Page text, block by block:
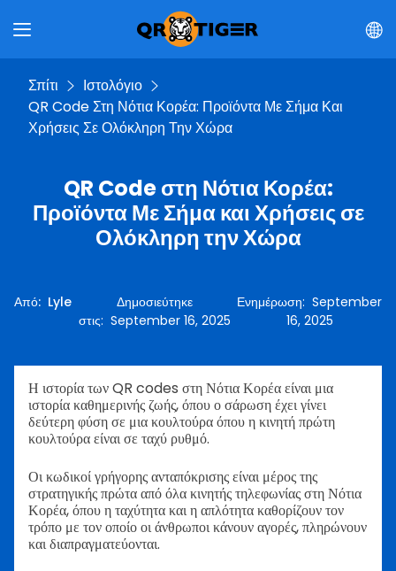
Σπίτι
Ιστολόγιο
QR Code Στη Νότια Κορέα: Προϊόντα Με Σήμα Και
Χρήσεις Σε Ολόκληρη Την Χώρα
QR Code στη Νότια Κορέα:
Προϊόντα Με Σήμα και Χρήσεις σε
Ολόκληρη την Χώρα
Από: Lyle
Δημοσιεύτηκε
στις: September 16, 2025
Ενημέρωση: September
16, 2025
Η ιστορία των QR codes στη Νότια Κορέα είναι μια
ιστορία καθημερινής ζωής, όπου ο σάρωση έχει γίνει
δεύτερη φύση σε μια κουλτούρα όπου η κινητή πρώτη
κουλτούρα είναι σε ταχύ ρυθμό.
Οι κωδικοί γρήγορης ανταπόκρισης είναι μέρος της
στρατηγικής πρώτα από όλα κινητής τηλεφωνίας στη Νότια
Κορέα, όπου η ταχύτητα και η απλότητα καθορίζουν τον
τρόπο με τον οποίο οι άνθρωποι κάνουν αγορές, πληρώνουν
και διαπραγματεύονται.